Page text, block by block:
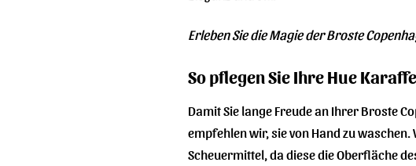
Erleben Sie die Magie der Broste
So pflegen Sie Ihre Hue
Damit Sie lange Freude an Ihrer Broste
empfehlen wir, sie von Hand zu
Scheuermittel, da diese die Oberfläche